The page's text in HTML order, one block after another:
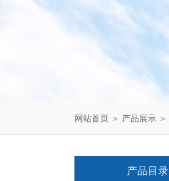
网站首页 ＞ 产品展示 ＞
产品目录